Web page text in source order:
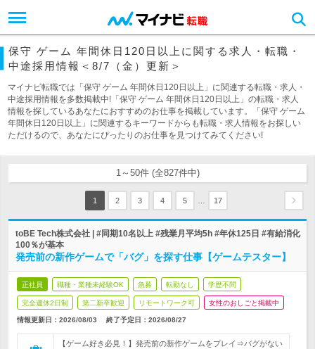
保守 ゲーム 年間休日120日以上に関する求人・転職・
中途採用情報＜8/7（金）更新＞
マイナビ転職では「保守 ゲーム 年間休日120日以上」に関連する転職・求人・
中途採用情報を多数掲載中!「保守 ゲーム 年間休日120日以上」の転職・求人
情報を探しているあなたにおすすめのお仕事を掲載しています。「保守 ゲーム
年間休日120日以上」に関連するキーワードからも転職・求人情報をお探しい
ただけるので、あなたにぴったりのお仕事を見つけてみてください!
1～50件 (全827件中)
1 2 3 4 5 17
toBE Tech株式会社 | #同期10名以上 #残業月平均5h #年休125日 #有給消化
100％が基本
発売前の新作ゲームで「バグ」を探す仕事【ゲームテスター】
正社員 職種・業種未経験OK 急募 転勤なし 学歴不問
完全週休2日制 第二新卒歓迎 リモートワーク可 女性のおしごと掲載中
情報更新日：2026/08/03 終了予定日： 2026/08/27
【ゲーム好き必見！】発売前の新作ゲームをプレイ⇒バグがない